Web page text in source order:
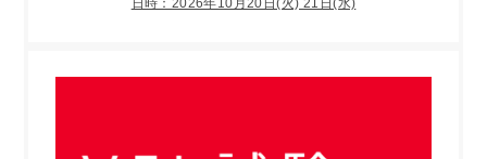
日時：2026年10月20日(火) 21日(水)